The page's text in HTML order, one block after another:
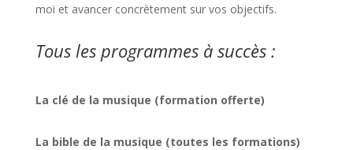
moi et avancer concrètement sur vos objectifs.
Tous les programmes à succès :
La clé de la musique (formation offerte)
La bible de la musique (toutes les formations)